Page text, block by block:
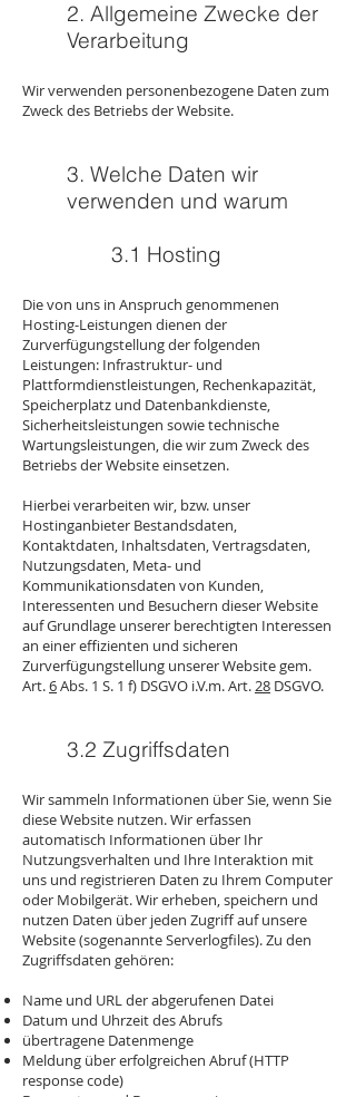
2. Allgemeine Zwecke der
Verarbeitung
Wir verwenden personenbezogene Daten zum
Zweck des Betriebs der Website.
3. Welche Daten wir
verwenden und warum
3.1 Hosting
Die von uns in Anspruch genommenen
Hosting-Leistungen dienen der
Zurverfügungstellung der folgenden
Leistungen: Infrastruktur- und
Plattformdienstleistungen, Rechenkapazität,
Speicherplatz und Datenbankdienste,
Sicherheitsleistungen sowie technische
Wartungsleistungen, die wir zum Zweck des
Betriebs der Website einsetzen.
Hierbei verarbeiten wir, bzw. unser
Hostinganbieter Bestandsdaten,
Kontaktdaten, Inhaltsdaten, Vertragsdaten,
Nutzungsdaten, Meta- und
Kommunikationsdaten von Kunden,
Interessenten und Besuchern dieser Website
auf Grundlage unserer berechtigten Interessen
an einer effizienten und sicheren
Zurverfügungstellung unserer Website gem.
Art.6Abs. 1 S. 1 f) DSGVO i.V.m. Art.28 DSGVO.
3.2​ Zugriffsdaten
Wir sammeln Informationen über Sie, wenn Sie
diese Website nutzen. Wir erfassen
automatisch Informationen über Ihr
Nutzungsverhalten und Ihre Interaktion mit
uns und registrieren Daten zu Ihrem Computer
oder Mobilgerät. Wir erheben, speichern und
nutzen Daten über jeden Zugriff auf unsere
Website (sogenannte Serverlogfiles). Zu den
Zugriffsdaten gehören:
Name und URL der abgerufenen Datei
Datum und Uhrzeit des Abrufs
übertragene Datenmenge
Meldung über erfolgreichen Abruf (HTTP
response code)